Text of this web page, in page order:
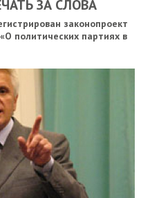
ЗА СЛОВА
законопроект
политических партиях в